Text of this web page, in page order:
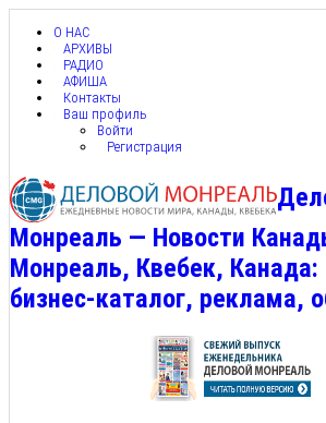
О НАС
АРХИВЫ
РАДИО
АФИША
Контакты
Ваш профиль
Войти
Регистрация
Монреаль — Новости
Монреаль, Квебек, Канада:
бизнес-каталог, реклама,